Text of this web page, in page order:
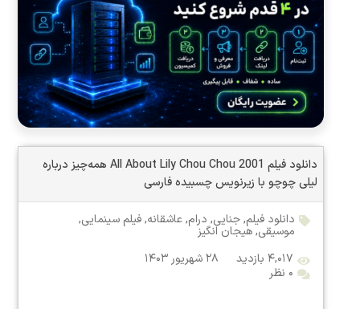
دانلود فیلم All About Lily Chou Chou 2001 همه‌چیز درباره
لیلی چوچو با زیرنویس چسبیده فارسی
دانلود فیلم,جنایی, درام,عاشقانه,فیلم سینمایی,
موسیقی,هیجان انگیز
۴,۰۱۷ بازدید
۲۸ شهریور ۱۴۰۳
۰ نظر